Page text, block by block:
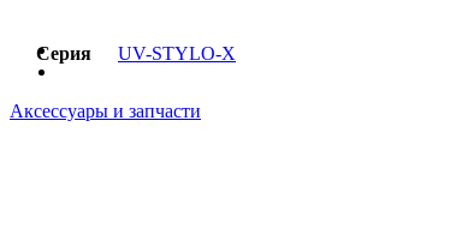
Серия UV-STYLO-X
Аксессуары и запчасти